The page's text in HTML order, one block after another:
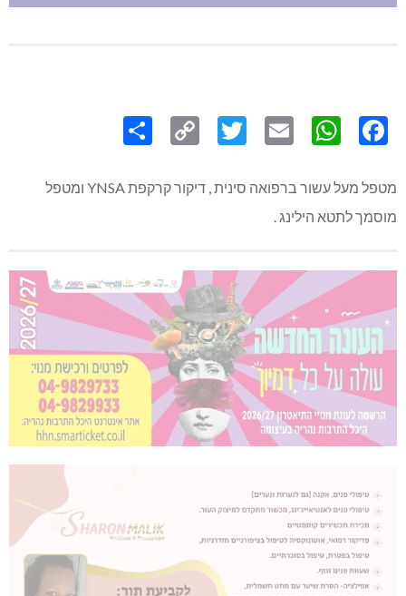
Link
מטפל מעל עשור ברפואה סינית , דיקור קרקפת YNSA ומטפל
מוסמך לתטא הילינג .